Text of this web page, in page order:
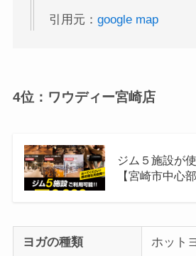
引用元： google map
4位：ワウディー宮崎店
ジム５施設が
【宮崎市中心
ヨガの種類 ホット